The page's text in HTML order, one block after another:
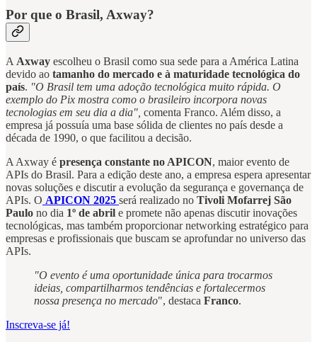
Por que o Brasil, Axway?
A Axway escolheu o Brasil como sua sede para a América Latina
devido ao tamanho do mercado e à maturidade tecnológica do
país. "O Brasil tem uma adoção tecnológica muito rápida. O
exemplo do Pix mostra como o brasileiro incorpora novas
tecnologias em seu dia a dia", comenta Franco. Além disso, a
empresa já possuía uma base sólida de clientes no país desde a
década de 1990, o que facilitou a decisão.
A Axway é presença constante no APICON, maior evento de
APIs do Brasil. Para a edição deste ano, a empresa espera apresentar
novas soluções e discutir a evolução da segurança e governança de
APIs. O APICON 2025 será realizado no Tivoli Mofarrej São
Paulo no dia 1º de abril e promete não apenas discutir inovações
tecnológicas, mas também proporcionar networking estratégico para
empresas e profissionais que buscam se aprofundar no universo das
APIs.
"O evento é uma oportunidade única para trocarmos
ideias, compartilharmos tendências e fortalecermos
nossa presença no mercado", destaca Franco.
Inscreva-se já!